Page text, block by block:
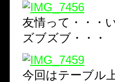
友情って・・・
ズブズブ・・・
今回はテーブル